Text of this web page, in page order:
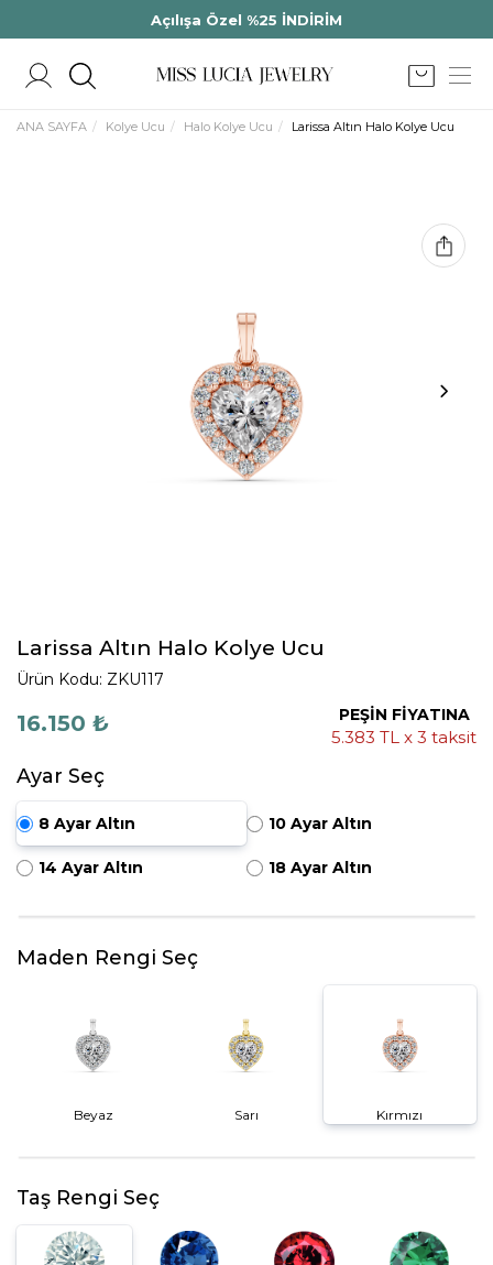
Açılışa Özel %25 İNDİRİM
ANA SAYFA Kolye Ucu Halo Kolye Ucu Larissa Altın Halo Kolye Ucu
Larissa Altın Halo Kolye Ucu
Ürün Kodu: ZKU117
16.150 ₺ PEŞİN FİYATINA
5.383 TL x 3 taksit
Ayar Seç
8 Ayar Altın 10 Ayar Altın
14 Ayar Altın 18 Ayar Altın
Maden Rengi Seç
Beyaz Sarı Kırmızı
Taş Rengi Seç